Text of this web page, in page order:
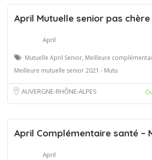
April Mutuelle senior pas chère
April
Mutuelle April Senior, Meilleure
Meilleure mutuelle senior 2021 - Mutu
AUVERGNE-RHÔNE-ALPES
April Complémentaire santé –
April